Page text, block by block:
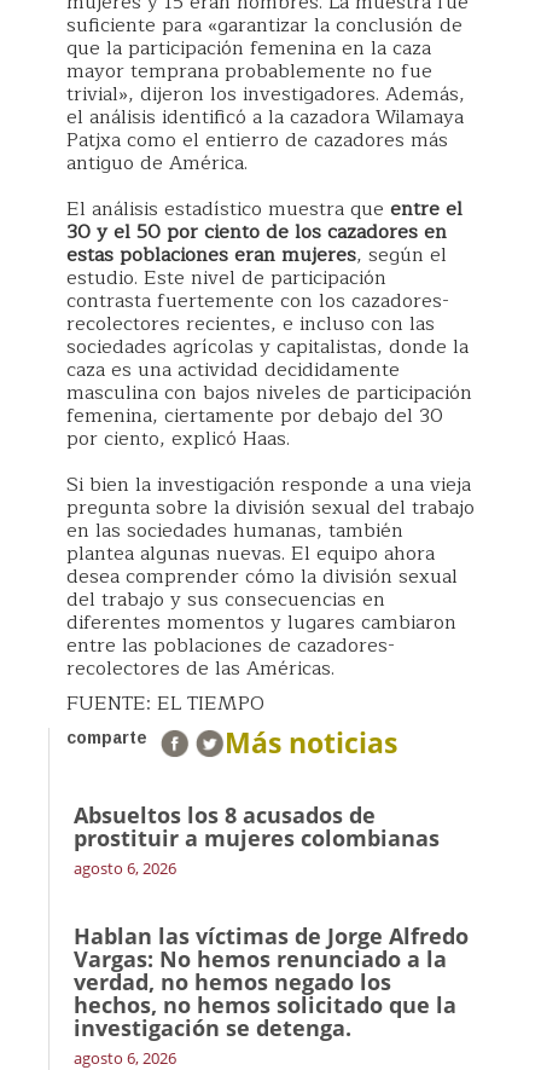
suficiente para «garantizar la conclusión de
que la participación femenina en la caza
mayor temprana probablemente no fue
trivial», dijeron los investigadores. Además,
el análisis identificó a la cazadora Wilamaya
Patjxa como el entierro de cazadores más
antiguo de América.
El análisis estadístico muestra que entre el
30 y el 50 por ciento de los cazadores en
estas poblaciones eran mujeres, según el
estudio. Este nivel de participación
contrasta fuertemente con los cazadores-
recolectores recientes, e incluso con las
sociedades agrícolas y capitalistas, donde la
caza es una actividad decididamente
masculina con bajos niveles de participación
femenina, ciertamente por debajo del 30
por ciento, explicó Haas.
Si bien la investigación responde a una vieja
pregunta sobre la división sexual del trabajo
en las sociedades humanas, también
plantea algunas nuevas. El equipo ahora
desea comprender cómo la división sexual
del trabajo y sus consecuencias en
diferentes momentos y lugares cambiaron
entre las poblaciones de cazadores-
recolectores de las Américas.
FUENTE: EL TIEMPO
comparte Más noticias
Absueltos los 8 acusados de
prostituir a mujeres colombianas
agosto 6, 2026
Hablan las víctimas de Jorge Alfredo
Vargas: No hemos renunciado a la
verdad, no hemos negado los
hechos, no hemos solicitado que la
investigación se detenga.
agosto 6, 2026